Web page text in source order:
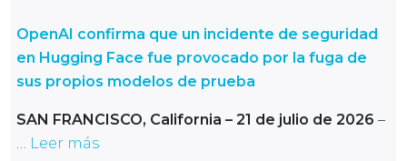
OpenAI confirma que un incidente de seguridad
en Hugging Face fue provocado por la fuga de
sus propios modelos de prueba
SAN FRANCISCO, California – 21 de julio de 2026 –
… Leer más